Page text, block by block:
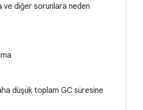
ve diğer sorunlara neden
düşük toplam GC süresine